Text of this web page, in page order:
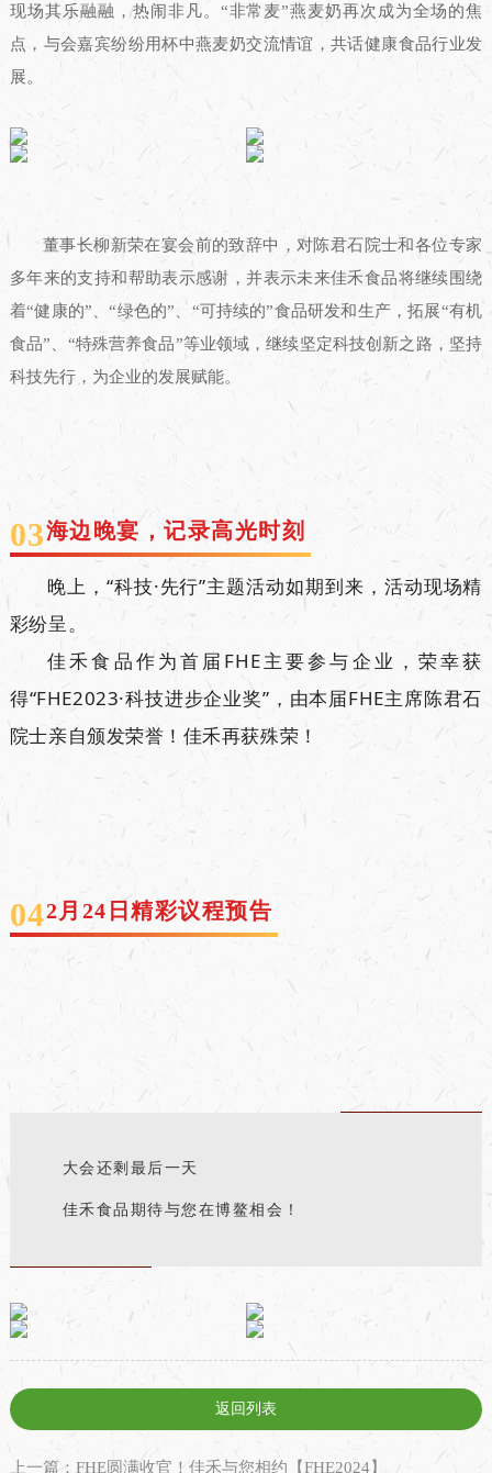
现场其乐融融，热闹非凡。“非常麦”燕麦奶再次成为全场的焦
点，与会嘉宾纷纷用杯中燕麦奶交流情谊，共话健康食品行业发
展。
董事长柳新荣在宴会前的致辞中，对陈君石院士和各位专家
多年来的支持和帮助表示感谢，并表示未来佳禾食品将继续围绕
着“健康的”、“绿色的”、“可持续的”食品研发和生产，拓展“有机
食品”、“特殊营养食品”等业领域，继续坚定科技创新之路，坚持
科技先行，为企业的发展赋能。
03海边晚宴，记录高光时刻
晚上，“科技·先行”主题活动如期到来，活动现场精
彩纷呈。
佳禾食品作为首届FHE主要参与企业，荣幸获
得“FHE2023·科技进步企业奖”，由本届FHE主席陈君石
院士亲自颁发荣誉！佳禾再获殊荣！
042月24日精彩议程预告
大会还剩最后一天
佳禾食品期待与您在博鳌相会！
返回列表
上一篇：FHE圆满收官！佳禾与您相约【FHE2024】